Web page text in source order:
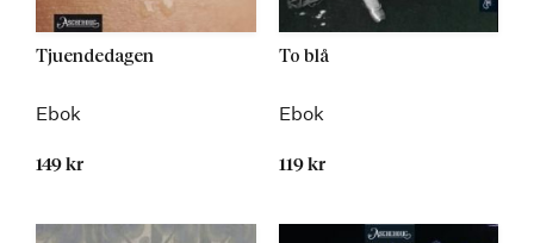
Tjuendedagen
Ebok
149 kr
To blå
Ebok
119 kr